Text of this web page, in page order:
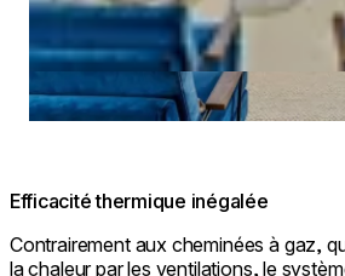
Efficacité thermique inégalée
Contrairement aux cheminées à gaz,
la chaleur par les ventilations, le